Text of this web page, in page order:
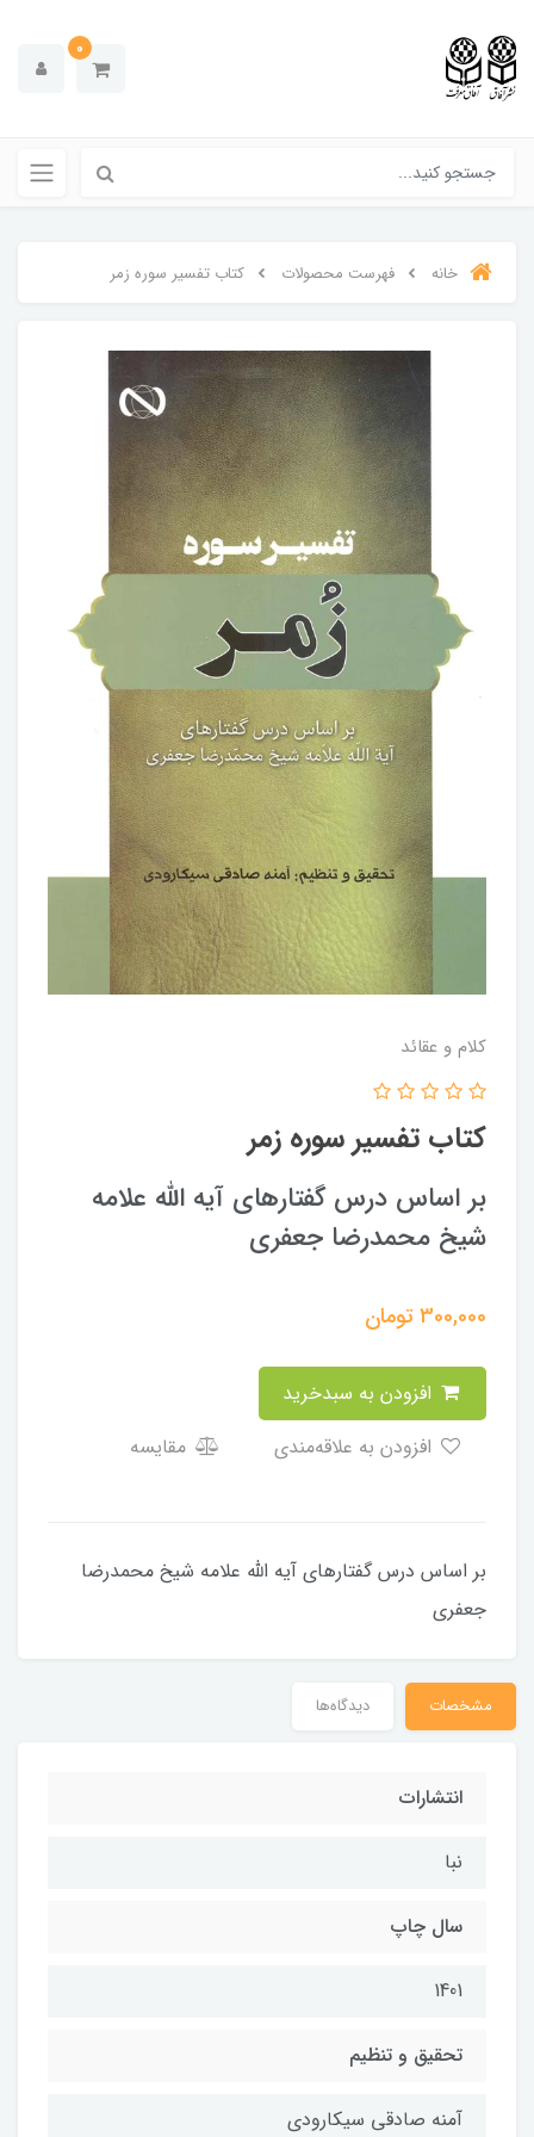
0
خانه فهرست محصولات کتاب تفسیر سوره زمر
کلام و عقائد
کتاب تفسیر سوره زمر
بر اساس درس گفتارهای آیه الله علامه
شیخ محمدرضا جعفری
300,000تومان
مقایسه
بر اساس درس گفتارهای آیه الله علامه شیخ محمدرضا
جعفری
مشخصات دیدگاه‌ها
انتشارات
نبا
سال چاپ
1401
تحقیق و تنظیم
آمنه صادقی سیکارودی